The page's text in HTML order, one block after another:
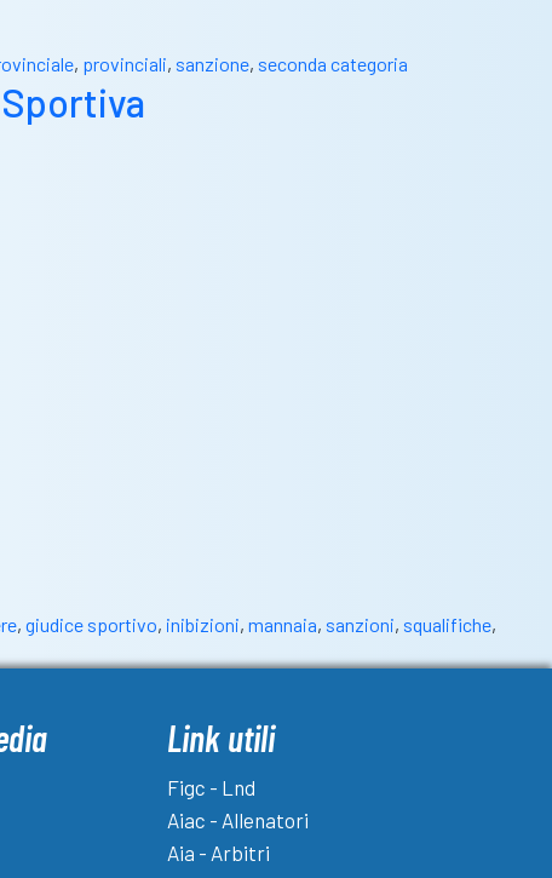
, provinciali, sanzione, seconda categoria
, giudice sportivo, inibizioni, mannaia, sanzioni, squalifiche,
Link utili
Figc - Lnd
Aiac - Allenatori
Aia - Arbitri